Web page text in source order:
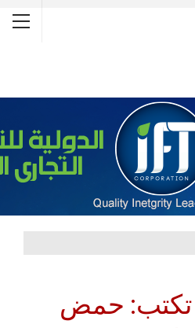
تكتب: حمض